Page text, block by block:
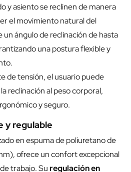
y asiento se reclinen de manera
el movimiento natural del
ángulo de reclinación de hasta
una postura flexible y
de tensión, el usuario puede
reclinación al peso corporal,
y seguro.
y regulable
en espuma de poliuretano de
ofrece un confort excepcional
trabajo. Suregulación en